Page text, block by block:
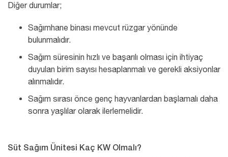
Diğer durumlar;
Sağımhane binası mevcut rüzgar yönünde
bulunmalıdır.
Sağım süresinin hızlı ve başarılı olması için ihtiyaç
duyulan birim sayısı hesaplanmalı ve gerekli aksiyonlar
alınmalıdır.
Sağım sırası önce genç hayvanlardan başlamalı daha
sonra yaşlılar olarak ilerlemelidir.
Süt Sağım Ünitesi Kaç KW Olmalı?